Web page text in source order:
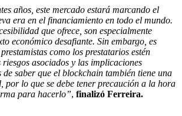
años, este mercado estará marcando el
era en el financiamiento en todo el mundo.
que ofrece, son especialmente
económico desafiante. Sin embargo, es
como los prestatarios estén
asociados y las implicaciones
saber que el blockchain también tiene una
por lo que se debe tener precaución a la hora
para hacerlo”, finalizó Ferreira.